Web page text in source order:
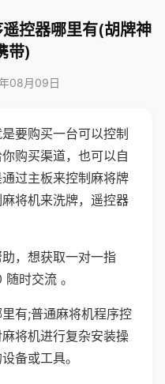
控器哪里有(胡牌神
带)
08月09日
要购买一台可以控制
购买渠道，也可以自
过主板来控制麻将牌
将机来洗牌，遥控器
，想获取一对一指
时交流 。
有;普通麻将机程序控
将机进行复杂安装操
备或工具。